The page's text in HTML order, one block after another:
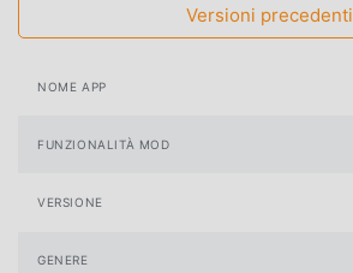
Versioni precedenti
NOME APP
FUNZIONALITÀ MOD
VERSIONE
GENERE